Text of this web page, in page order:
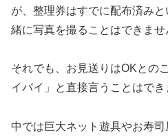
が、整理券はすでに配布済み
緒に写真を撮ることはできませ
それでも、お見送りはOKとの
イバイ」と直接言うことはでき
中では巨大ネット遊具やお寿